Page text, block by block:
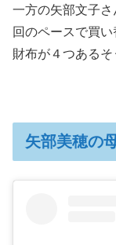
一方の矢部文子さ
回のペースで買
財布が４つあるそ
矢部美穂の